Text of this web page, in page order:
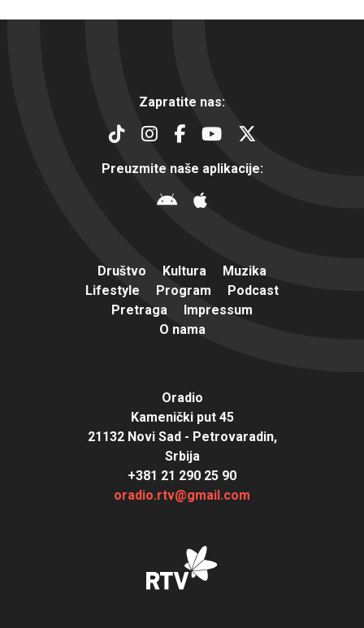
Zapratite nas:
Preuzmite naše aplikacije:
Društvo Kultura
Muzika
Lifestyle
Program
Podcast
Pretraga
Impressum
O nama
Oradio
Kamenički put 45
21132 Novi Sad - Petrovaradin,
Srbija
+381 21 290 25 90
oradio.rtv@gmail.com